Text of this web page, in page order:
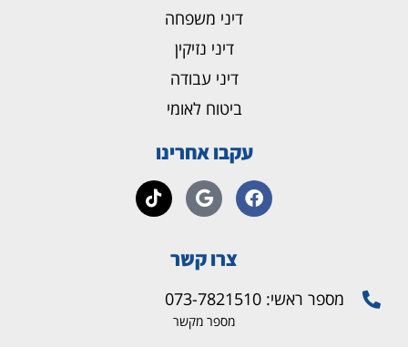
דיני משפחה
דיני נזיקין
דיני עבודה
ביטוח לאומי
עקבו אחרינו
צרו קשר
מספר ראשי: 073-7821510
מספר מקשר